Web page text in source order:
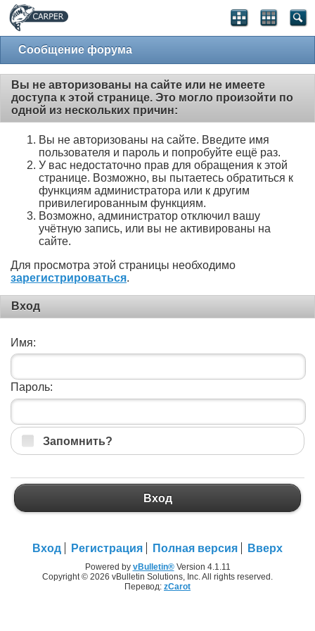
Сообщение форума
Вы не авторизованы на сайте или не имеете
доступа к этой странице. Это могло произойти по
одной из нескольких причин:
Вы не авторизованы на сайте. Введите имя
пользователя и пароль и попробуйте ещё раз.
У вас недостаточно прав для обращения к этой
странице. Возможно, вы пытаетесь обратиться к
функциям администратора или к другим
привилегированным функциям.
Возможно, администратор отключил вашу
учётную запись, или вы не активированы на
сайте.
Для просмотра этой страницы необходимо
зарегистрироваться.
Вход
Имя:
Пароль:
Запомнить?
Вход
Вход Регистрация Полная версия Вверх
Powered by vBulletin®Version 4.1.11
Copyright © 2026 vBulletin Solutions, Inc. All rights reserved.
Перевод: zCarot